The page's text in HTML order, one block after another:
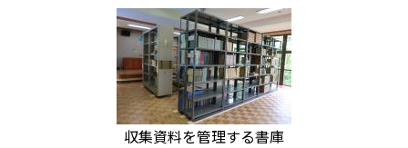
収集資料を管理する書庫